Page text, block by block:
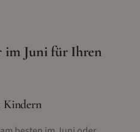
im Junifür Ihren
Kindern